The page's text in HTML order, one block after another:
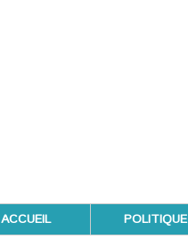
ACCUEIL POLITIQUE